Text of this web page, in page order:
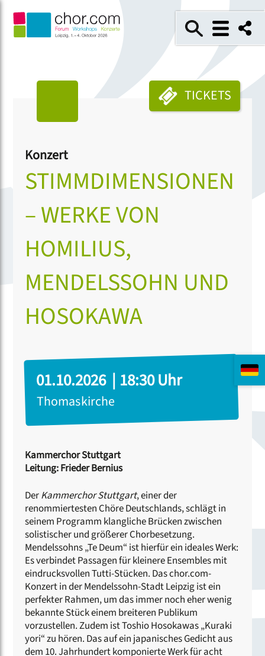
TICKETS
Konzert
STIMMDIMENSIONEN
– WERKE VON
HOMILIUS,
MENDELSSOHN UND
HOSOKAWA
01.10.2026 | 18:30 Uhr
Thomaskirche
Kammerchor Stuttgart
Leitung: Frieder Bernius
DerKammerchor Stuttgart, einer der
renommiertesten Chöre Deutschlands, schlägt in
seinem Programm klangliche Brücken zwischen
solistischer und größerer Chorbesetzung.
Mendelssohns „Te Deum“ ist hierfür ein ideales Werk:
Es verbindet Passagen für kleinere Ensembles mit
eindrucksvollen Tutti-Stücken. Das chor.com-
Konzert in der Mendelssohn-Stadt Leipzig ist ein
perfekter Rahmen, um das immer noch eher wenig
bekannte Stück einem breiteren Publikum
vorzustellen. Zudem ist Toshio Hosokawas „Kuraki
yori“ zu hören. Das auf ein japanisches Gedicht aus
dem 10. Jahrhundert komponierte Werk für acht